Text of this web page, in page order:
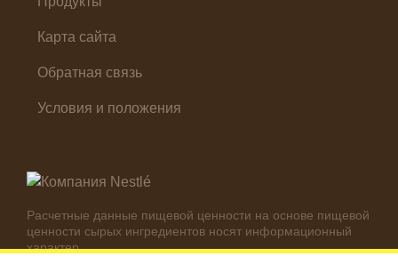
Карта сайта
Обратная связь
Условия и положения
Расчетные данные пищевой ценности на основе пищевой
ценности сырых ингредиентов носят информационный
характер.